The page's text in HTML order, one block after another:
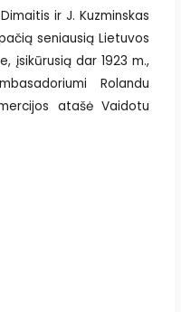
ir J. Kuzminskas
seniausią Lietuvos
įsikūrusią dar 1923 m.,
Rolandu
atašė Vaidotu